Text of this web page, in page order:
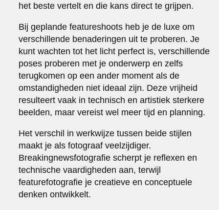
het beste vertelt en die kans direct te grijpen.
Bij geplande featureshoots heb je de luxe om
verschillende benaderingen uit te proberen. Je
kunt wachten tot het licht perfect is, verschillende
poses proberen met je onderwerp en zelfs
terugkomen op een ander moment als de
omstandigheden niet ideaal zijn. Deze vrijheid
resulteert vaak in technisch en artistiek sterkere
beelden, maar vereist wel meer tijd en planning.
Het verschil in werkwijze tussen beide stijlen
maakt je als fotograaf veelzijdiger.
Breakingnewsfotografie scherpt je reflexen en
technische vaardigheden aan, terwijl
featurefotografie je creatieve en conceptuele
denken ontwikkelt.